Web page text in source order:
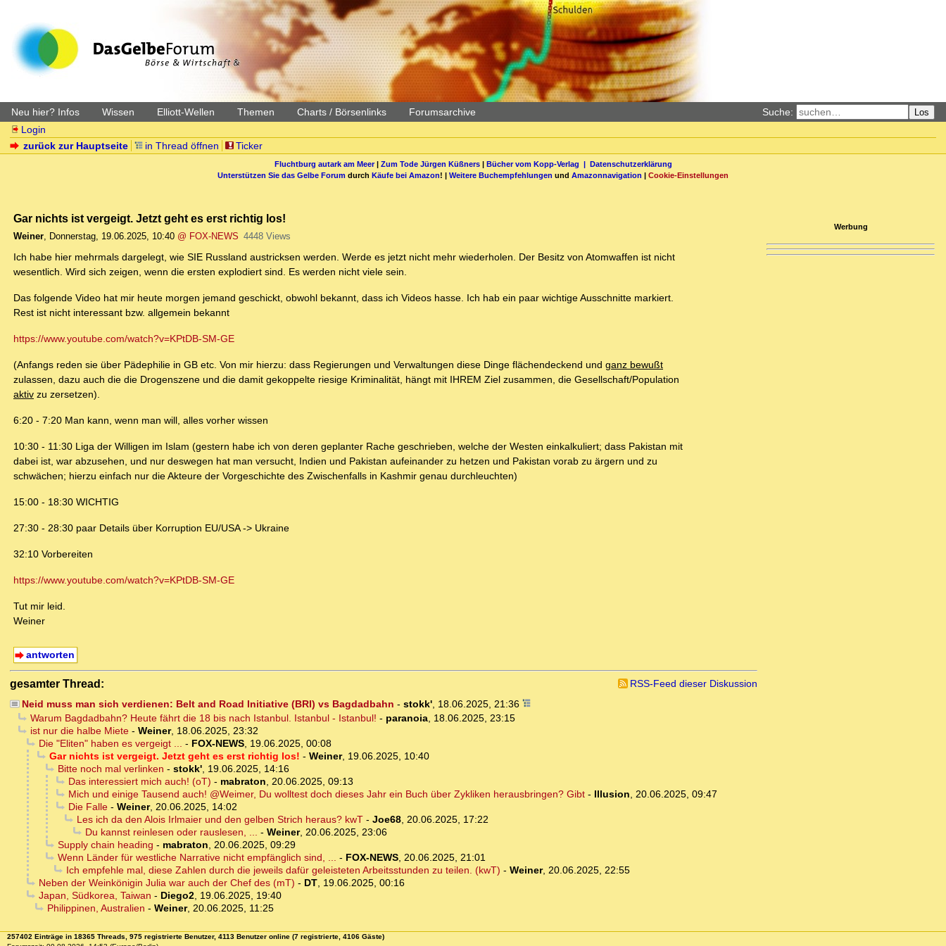
Neu hier? Infos Wissen Elliott-Wellen Themen Charts / Börsenlinks Forumsarchive Suche: Los
Login
zurück zur Hauptseite
in Thread öffnen Ticker
Fluchtburg autark am Meer| Zum Tode Jürgen Küßners| Bücher vom Kopp-Verlag | Datenschutzerklärung
Unterstützen Sie das Gelbe Forum durch Käufe bei Amazon! | Weitere Buchempfehlungen und Amazonnavigation | Cookie-Einstellungen
Gar nichts ist vergeigt. Jetzt geht es erst richtig los!
Weiner, Donnerstag, 19.06.2025, 10:40 @ FOX-NEWS 4448 Views
Ich habe hier mehrmals dargelegt, wie SIE Russland austricksen werden. Werde es jetzt nicht mehr wiederholen. Der Besitz von Atomwaffen ist nicht
wesentlich. Wird sich zeigen, wenn die ersten explodiert sind. Es werden nicht viele sein.
Das folgende Video hat mir heute morgen jemand geschickt, obwohl bekannt, dass ich Videos hasse. Ich hab ein paar wichtige Ausschnitte markiert.
Rest ist nicht interessant bzw. allgemein bekannt
https://www.youtube.com/watch?v=KPtDB-SM-GE
(Anfangs reden sie über Pädephilie in GB etc. Von mir hierzu: dass Regierungen und Verwaltungen diese Dinge flächendeckend und ganz bewußt
zulassen, dazu auch die die Drogenszene und die damit gekoppelte riesige Kriminalität, hängt mit IHREM Ziel zusammen, die Gesellschaft/Population
aktiv zu zersetzen).
6:20 - 7:20 Man kann, wenn man will, alles vorher wissen
10:30 - 11:30 Liga der Willigen im Islam (gestern habe ich von deren geplanter Rache geschrieben, welche der Westen einkalkuliert; dass Pakistan mit
dabei ist, war abzusehen, und nur deswegen hat man versucht, Indien und Pakistan aufeinander zu hetzen und Pakistan vorab zu ärgern und zu
schwächen; hierzu einfach nur die Akteure der Vorgeschichte des Zwischenfalls in Kashmir genau durchleuchten)
15:00 - 18:30 WICHTIG
27:30 - 28:30 paar Details über Korruption EU/USA -> Ukraine
32:10 Vorbereiten
https://www.youtube.com/watch?v=KPtDB-SM-GE
Tut mir leid.
Weiner
antworten
gesamter Thread:
RSS-Feed dieser Diskussion
Neid muss man sich verdienen: Belt and Road Initiative (BRI) vs Bagdadbahn - stokk', 18.06.2025, 21:36
Warum Bagdadbahn? Heute fährt die 18 bis nach Istanbul. Istanbul - Istanbul! - paranoia, 18.06.2025, 23:15
ist nur die halbe Miete- Weiner, 18.06.2025, 23:32
Die "Eliten" haben es vergeigt ... - FOX-NEWS, 19.06.2025, 00:08
Gar nichts ist vergeigt. Jetzt geht es erst richtig los! - Weiner, 19.06.2025, 10:40
Bitte noch mal verlinken - stokk', 19.06.2025, 14:16
Das interessiert mich auch! (oT) - mabraton, 20.06.2025, 09:13
Mich und einige Tausend auch! @Weimer, Du wolltest doch dieses Jahr ein Buch über Zykliken herausbringen? Gibt- Illusion, 20.06.2025, 09:47
Die Falle- Weiner, 20.06.2025, 14:02
Les ich da den Alois Irlmaier und den gelben Strich heraus? kwT- Joe68, 20.06.2025, 17:22
Du kannst reinlesen oder rauslesen, ... - Weiner, 20.06.2025, 23:06
Supply chain heading - mabraton, 20.06.2025, 09:29
Wenn Länder für westliche Narrative nicht empfänglich sind, ... - FOX-NEWS, 20.06.2025, 21:01
Ich empfehle mal, diese Zahlen durch die jeweils dafür geleisteten Arbeitsstunden zu teilen. (kwT) - Weiner, 20.06.2025, 22:55
Neben der Weinkönigin Julia war auch der Chef des (mT) - DT, 19.06.2025, 00:16
Japan, Südkorea, Taiwan - Diego2, 19.06.2025, 19:40
Philippinen, Australien - Weiner, 20.06.2025, 11:25
Werbung
257402 Einträge in 18365 Threads, 975 registrierte Benutzer, 4113 Benutzer online (7 registrierte, 4106 Gäste)